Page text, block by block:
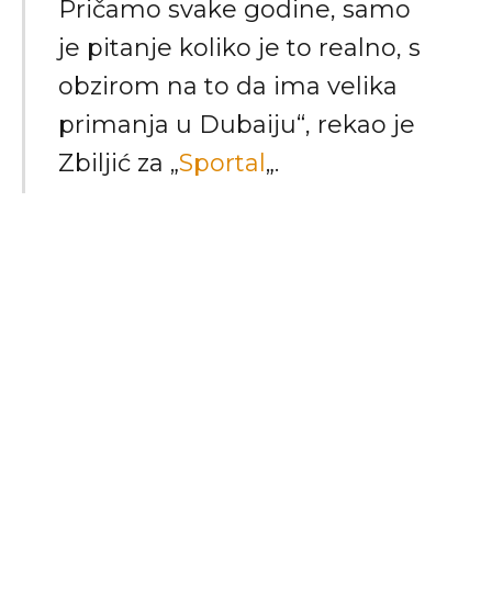
Pričamo svake godine, samo
je pitanje koliko je to realno, s
obzirom na to da ima velika
primanja u Dubaiju“, rekao je
Zbiljić za „Sportal „.